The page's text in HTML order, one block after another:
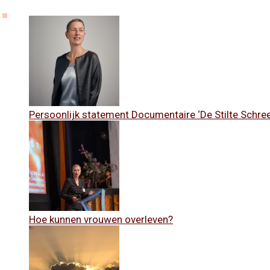
Persoonlijk statement Documentaire ‘De Stilte
Hoe kunnen vrouwen overleven?